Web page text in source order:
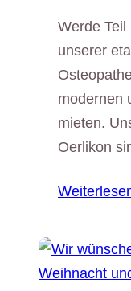
Werde Teil
unserer
modernen
mieten.
Oerlikon